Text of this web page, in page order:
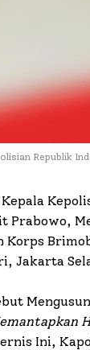
Republik
Prabowo,
Korps
Jakarta
Ini,